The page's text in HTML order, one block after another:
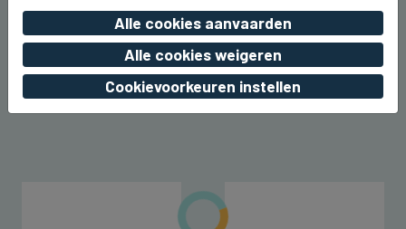
BLANKENBERGE
Line De Dauw komt deze namiddag
naar Radio 2 aan Zee in
Blankenberge
do 06 augustus 2026, 00:22
Alle cookies aanvaarden
Alle cookies weigeren
Cookievoorkeuren instellen